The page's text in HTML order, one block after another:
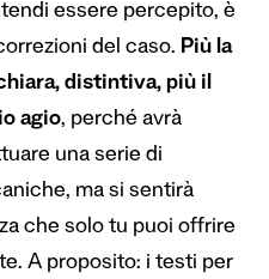
essere percepito, è
del caso. Più la
distintiva, più il
agio, perché avrà
una serie di
ma si sentirà
che solo tu puoi offrire
A proposito: i testi per